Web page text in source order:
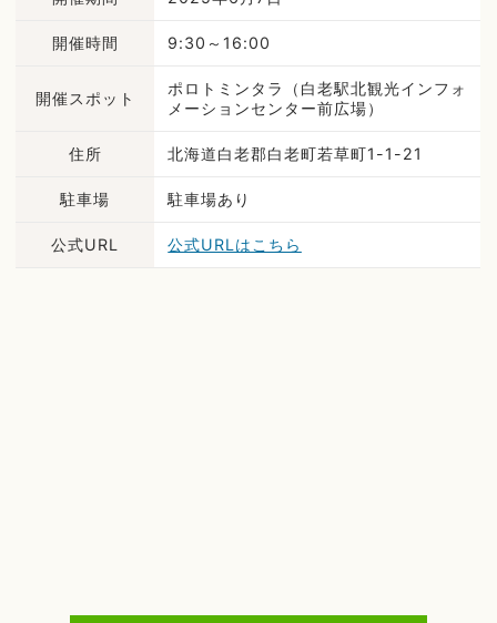
開催時間 9:30～16:00
開催スポット
ポロトミンタラ（白老駅北観光インフォ
メーションセンター前広場）
住所 北海道白老郡白老町若草町1-1-21
駐車場 駐車場あり
公式URL 公式URLはこちら